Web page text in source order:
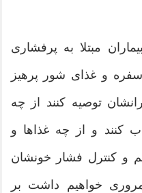
مبتلا به پرفشاری
و غذای شور پرهیز
توصیه کنند از چه
کنند و از چه غذاها و
و کنترل فشار خونشان
مروری خواهیم داشت بر